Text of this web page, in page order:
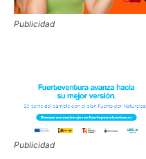
Publicidad
Publicidad